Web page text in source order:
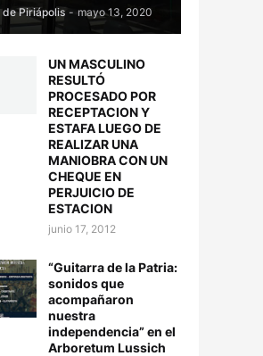
de Piriápolis - mayo 13, 2020
UN MASCULINO
RESULTÓ
PROCESADO POR
RECEPTACION Y
ESTAFA LUEGO DE
REALIZAR UNA
MANIOBRA CON UN
CHEQUE EN
PERJUICIO DE
ESTACION
junio 17, 2012
“Guitarra de la Patria:
sonidos que
acompañaron
nuestra
independencia” en el
Arboretum Lussich